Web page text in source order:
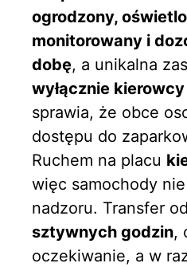
ogrodzony,
monitorowany i
dobę, a unikalna
wyłącznie kierowcy
sprawia, że obce
dostępu do
Ruchem na placu
więc samochody
nadzoru. Transfer
sztywnych godzin,
oczekiwanie, a w